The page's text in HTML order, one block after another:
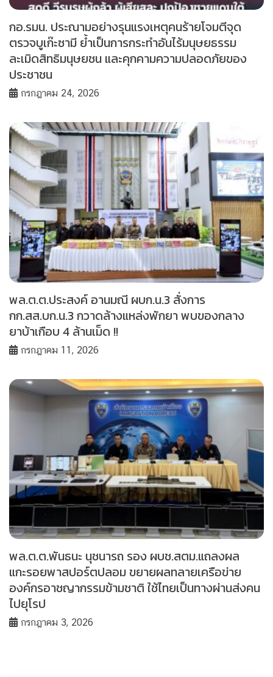
กอ.รมน. ประณามอย่างรุนแรงเหตุคนร้ายโจมตีจุด
ตรวจบูเก๊ะซามี ย้ำเป็นการกระทำอันไร้มนุษยธรรม
ละเมิดสิทธิมนุษยชน และคุกคามความปลอดภัยของ
ประชาชน
กรกฎาคม 24, 2026
พล.ต.ต.ประสงค์ อานมณี ผบก.น.3 สั่งการ
กก.สส.บก.น.3 กวาดล้างแหล่งพักยา พบของกลาง
ยาบ้าเกือบ 4 ล้านเม็ด !!
กรกฎาคม 11, 2026
พล.ต.ต.พันธนะ นุชนารถ รอง ผบช.สตม.แถลงผล
แกะรอยพาสปอร์ตปลอม ขยายผลทลายเครือข่าย
องค์กรอาชญากรรมข้ามชาติ ใช้ไทยเป็นทางผ่านส่งคน
ไปยุโรป
กรกฎาคม 3, 2026